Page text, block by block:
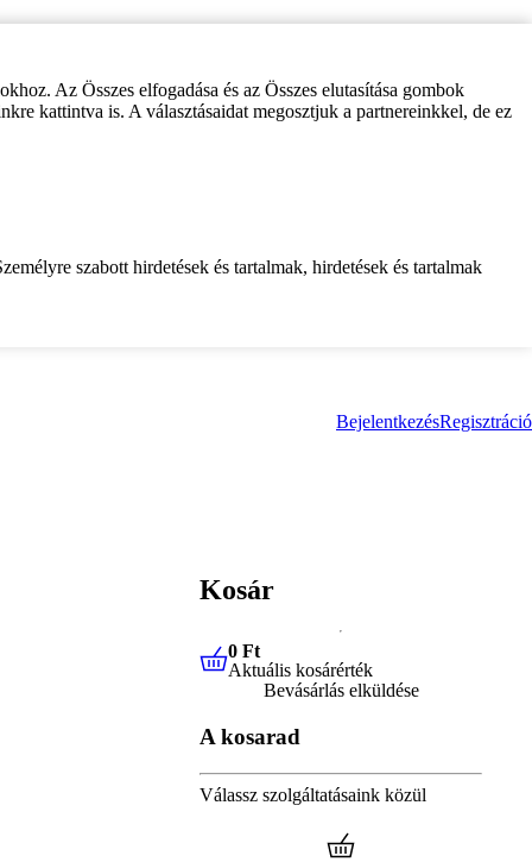
Az Összes elfogadása és az Összes elutasítása gombok
kattintva is. A választásaidat megosztjuk a partnereinkkel, de ez
szabott hirdetések és tartalmak, hirdetések és tartalmak
BejelentkezésRegisztráció
Kosár
0 FtAktuális kosárérték
0 Ft
Aktuális kosárérték
Bevásárlás elküldése
A kosarad
Válassz szolgáltatásaink közül